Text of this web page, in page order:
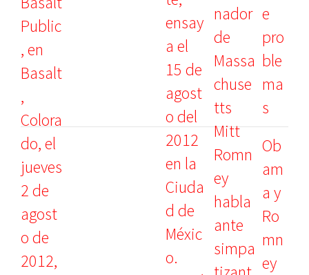
e
pro
ble
ma
s
Ob
am
a y
Ro
mn
ey